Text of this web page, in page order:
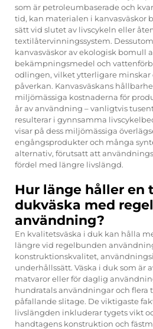
som är petroleumbaserade och
tid, kan materialen i kanvasväskor
sätt vid slutet av livscykeln eller
textilåtervinningssystem.
kanvasväskor av ekologisk bomull
bekämpningsmedel och
odlingen, vilket ytterligare minskar
påverkan. Kanvasväskans
miljömässiga kostnaderna för
år av användning – vanligtvis
resulterar i gynnsamma
visar på dess miljömässiga
engångsprodukter och många
alternativ, förutsatt att
fördel med längre livslängd.
Hur länge håller en
dukväska med
användning?
En kvalitetsväska i duk kan hålla
längre vid regelbunden
konstruktionskvalitet,
underhållssätt. Väska i duk som är
matvaror eller för daglig
hundratals användningar och flera
påfallande slitage. De viktigaste
livslängden inkluderar tygets vikt
handtagens konstruktion och